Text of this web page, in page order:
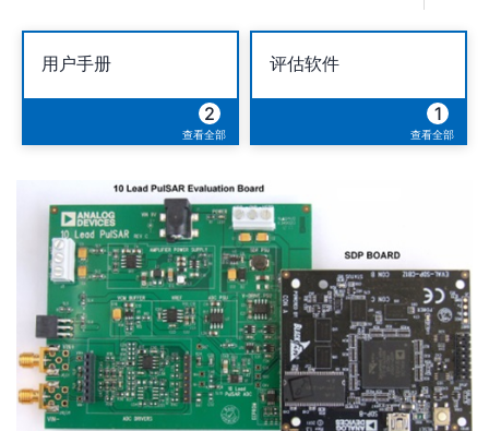
用户手册
2
查看全部
评估软件
1
查看全部